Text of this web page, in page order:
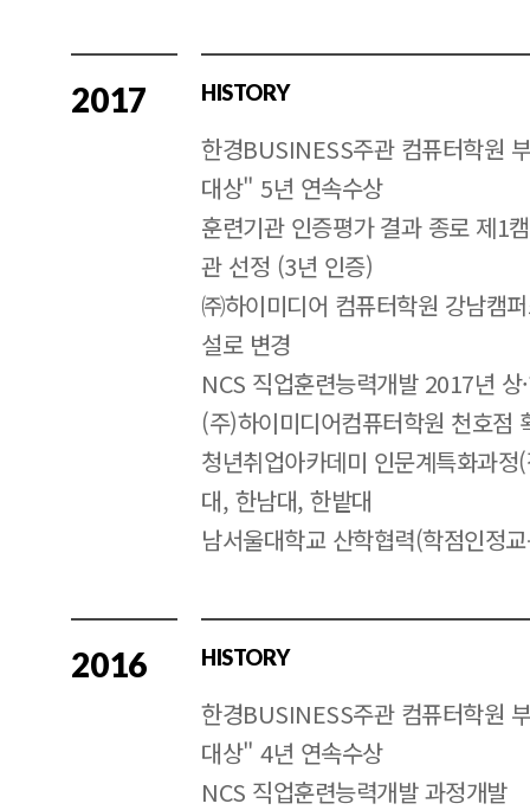
2017 HISTORY
한경BUSINESS주관 컴퓨터학원
대상" 5년 연속수상
훈련기관 인증평가 결과 종로 제1
관 선정 (3년 인증)
㈜하이미디어 컴퓨터학원 강남캠
설로 변경
NCS 직업훈련능력개발 2017년 상
(주)하이미디어컴퓨터학원 천호점
청년취업아카데미 인문계특화과
대, 한남대, 한밭대
남서울대학교 산학협력(학점인정
2016 HISTORY
한경BUSINESS주관 컴퓨터학원
대상" 4년 연속수상
NCS 직업훈련능력개발 과정개발